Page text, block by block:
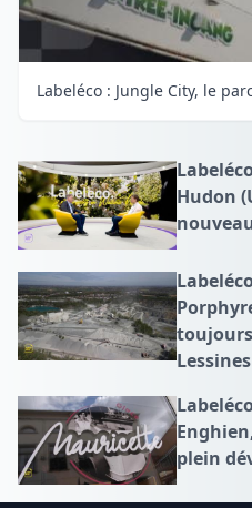
Labeléco : Jungle City, le
Hudon
Lessines
plein